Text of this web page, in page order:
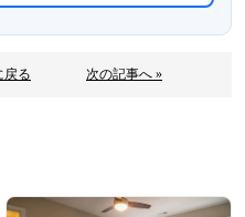
戻る 次の記事へ »